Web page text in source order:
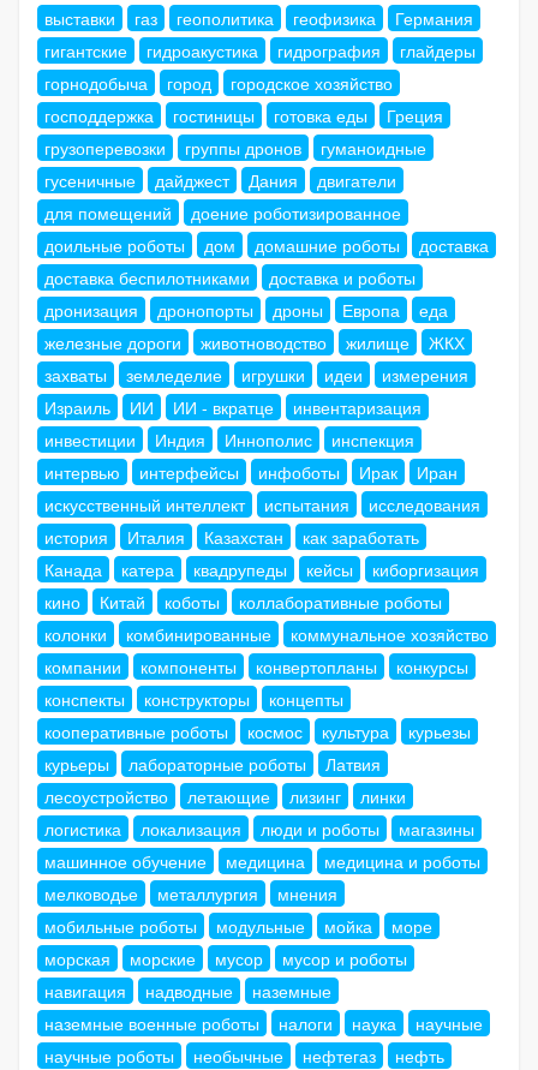
выставки газ геополитика геофизика
Германия
гигантские
гидроакустика гидрография
глайдеры
горнодобыча
город
городское хозяйство
господдержка
гостиницы готовка еды
Греция
грузоперевозки
группы дронов
гуманоидные
гусеничные
дайджест Дания
двигатели
для помещений
доение роботизированное
доильные роботы
дом домашние роботы
доставка
доставка беспилотниками
доставка и роботы
дронизация
дронопорты дроны Европа
еда
железные дороги
животноводство жилище
ЖКХ
захваты
земледелие игрушки идеи
измерения
Израиль
ИИ ИИ - вкратце
инвентаризация
инвестиции
Индия Иннополис
инспекция
интервью
интерфейсы инфоботы Ирак
Иран
искусственный интеллект
испытания
исследования
история
Италия Казахстан
как заработать
Канада
катера квадрупеды кейсы
киборгизация
кино
Китай коботы
коллаборативные роботы
колонки
комбинированные
коммунальное хозяйство
компании
компоненты конвертопланы
конкурсы
конспекты
конструкторы
концепты
кооперативные роботы
космос культура
курьезы
курьеры
лабораторные роботы
Латвия
лесоустройство
летающие лизинг
линки
логистика
локализация люди и роботы
магазины
машинное обучение
медицина
медицина и роботы
мелководье
металлургия
мнения
мобильные роботы
модульные мойка
море
морская
морские мусор
мусор и роботы
навигация
надводные
наземные
наземные военные роботы
налоги наука
научные
научные роботы
необычные нефтегаз
нефть